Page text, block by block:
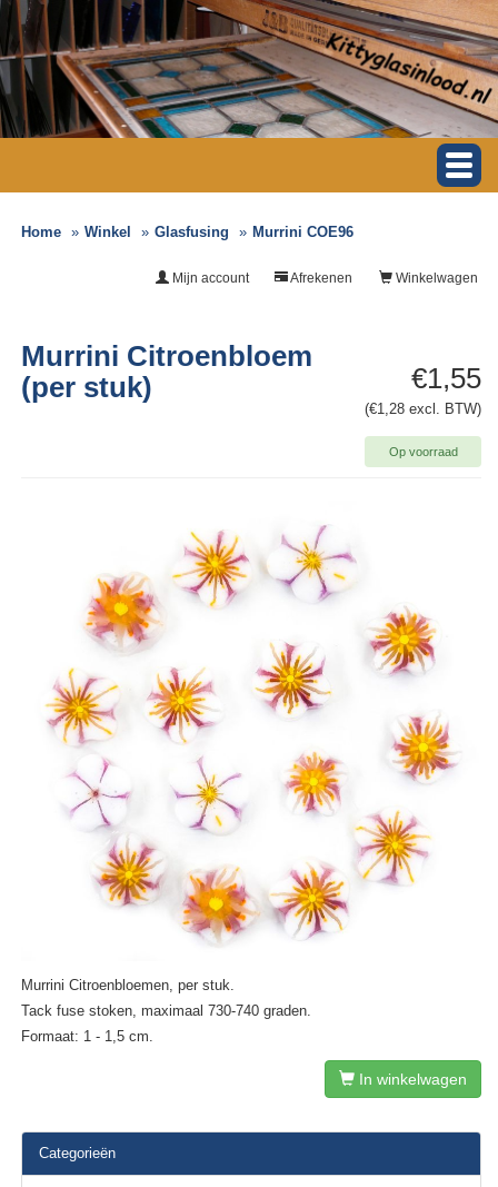
Home Winkel Glasfusing Murrini COE96
Winkelwagen
Afrekenen
Mijn account
€1,55
(€1,28 excl. BTW)
Op voorraad
Murrini Citroenbloem
(per stuk)
Murrini Citroenbloemen, per stuk.
Tack fuse stoken, maximaal 730-740 graden.
Formaat: 1 - 1,5 cm.
In winkelwagen
Categorieën